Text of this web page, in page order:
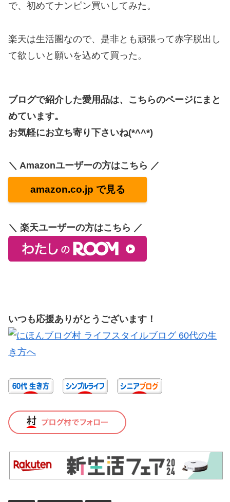
で、初めてナンピン買いしてみた。
楽天は生活圏なので、是非とも頑張って赤字脱出し
て欲しいと願いを込めて買った。
ブログで紹介した愛用品は、こちらのページにまと
めています。
お気軽にお立ち寄り下さいね(*^^*)
＼ Amazonユーザーの方はこちら ／
amazon.co.jp で見る
＼ 楽天ユーザーの方はこちら ／
いつも応援ありがとうございます！